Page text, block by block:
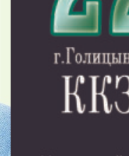
Волшебная сказка
неожиданно
невероятный мир,